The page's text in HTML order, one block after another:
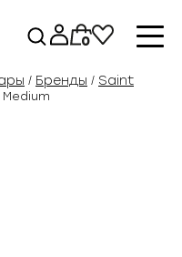
0
/ Бренды / Saint